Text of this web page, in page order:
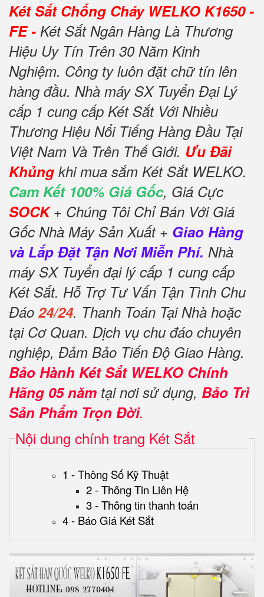
Két Sắt Chống Cháy WELKO K1650 -
FE - Két Sắt Ngân Hàng Là Thương
Hiệu Uy Tín Trên 30 Năm Kinh
Nghiệm. Công ty luôn đặt chữ tín lên
hàng đầu. Nhà máy SX Tuyển Đại Lý
cấp 1 cung cấp Két Sắt Với Nhiều
Thương Hiệu Nổi Tiếng Hàng Đầu Tại
Việt Nam Và Trên Thế Giới. Ưu Đãi
Khủng khi mua sắm Két Sắt WELKO.
Cam Kết 100% Giá Gốc, Giá Cực
SOCK+ Chúng Tôi Chỉ Bán Với Giá
Gốc Nhà Máy Sản Xuất + Giao Hàng
và Lắp Đặt Tận Nơi Miễn Phí. Nhà
máy SX Tuyển đại lý cấp 1 cung cấp
Két Sắt. Hỗ Trợ Tư Vấn Tận Tình Chu
Đáo 24/24. Thanh Toán Tại Nhà hoặc
tại Cơ Quan. Dịch vụ chu đáo chuyên
nghiệp, Đảm Bảo Tiến Độ Giao Hàng.
Bảo Hành Két Sắt WELKO Chính
Hãng 05 năm tại nơi sử dụng, Bảo Trì
Sản Phẩm Trọn Đời.
Nội dung chính trang Két Sắt
1 - Thông Số Kỹ Thuật
2 - Thông Tin Liên Hệ
3 - Thông tin thanh toán
4 - Báo Giá Két Sắt